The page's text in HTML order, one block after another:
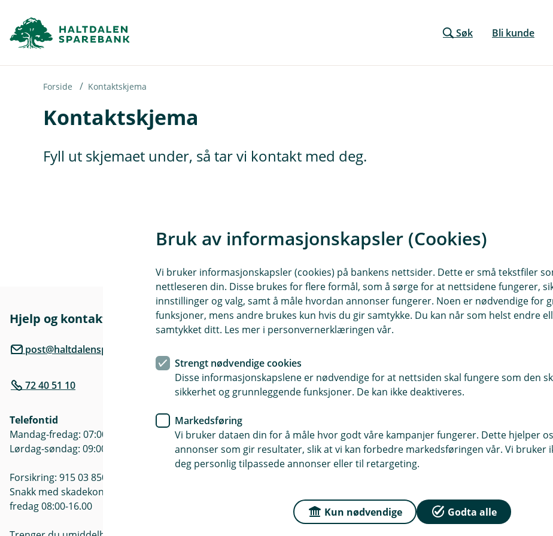
Søk Bli kunde
Forside Kontaktskjema
Kontaktskjema
Fyll ut skjemaet under, så tar vi kontakt med deg.
Hjelp og kontakt
post@haltdalensparebank.no
72 40 51 10
Telefontid
Mandag-fredag: 07:00-21:00
Lørdag-søndag: 09:00-21:00
Forsikring: 915 03 850
Snakk med skadekonsulent: mandag til
fredag 08:00-16.00
Her finner du oss
Aunvegen 24, 7383 Haltdalen
Åpningstider
Mandag - Fredag: 09:00 - 15:00
Om Haltdalen
Om oss
Bruk av informasjonskapsler (Cookies)
Vi bruker informasjonskapsler (cookies) på bankens nettsider. Dette er små tekstfiler
nettleseren din. Disse brukes for flere formål, som å sørge for at nettsidene fungerer,
innstillinger og valg, samt å måle hvordan annonser fungerer. Noen er nødvendige for
funksjoner, mens andre brukes kun hvis du gir samtykke. Du kan når som helst endre
samtykket ditt. Les mer i personvernerklæringen vår.
Strengt nødvendige cookies
Disse informasjonskapslene er nødvendige for at nettsiden skal fungere som den
sikkerhet og grunnleggende funksjoner. De kan ikke deaktiveres.
Markedsføring
Vi bruker dataen din for å måle hvor godt våre kampanjer fungerer. Dette hjelper
annonser som gir resultater, slik at vi kan forbedre markedsføringen vår. Vi bruker
deg personlig tilpassede annonser eller til retargeting.
Kun nødvendige Godta alle